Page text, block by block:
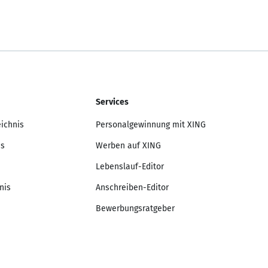
Services
Personalgewinnung mit XING
Werben auf XING
Lebenslauf-Editor
Anschreiben-Editor
Bewerbungsratgeber